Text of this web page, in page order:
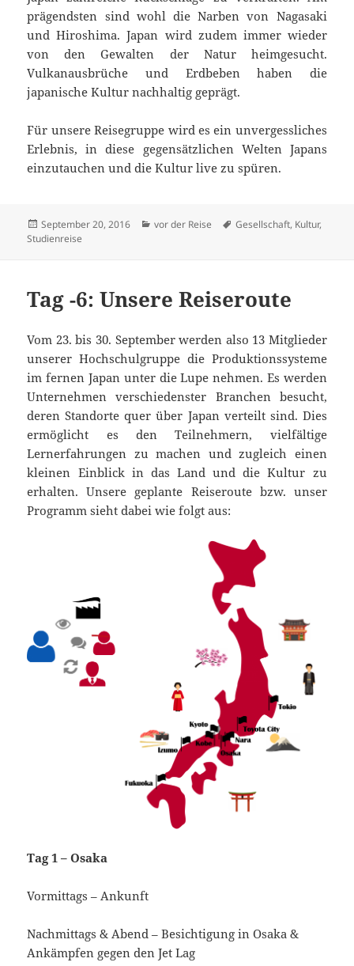
prägendsten sind wohl die Narben von Nagasaki
und Hiroshima. Japan wird zudem immer wieder
von den Gewalten der Natur heimgesucht.
Vulkanausbrüche und Erdbeben haben die
japanische Kultur nachhaltig geprägt.
Für unsere Reisegruppe wird es ein unvergessliches
Erlebnis, in diese gegensätzlichen Welten Japans
einzutauchen und die Kultur live zu spüren.
Veröffentlicht
am
September 20, 2016 Kategorien
vor der Reise Schlagwörter
Gesellschaft, Kultur,
Studienreise
Tag -6: Unsere Reiseroute
Vom 23. bis 30. September werden also 13 Mitglieder
unserer Hochschulgruppe die Produktionssysteme
im fernen Japan unter die Lupe nehmen. Es werden
Unternehmen verschiedenster Branchen besucht,
deren Standorte quer über Japan verteilt sind. Dies
ermöglicht es den Teilnehmern, vielfältige
Lernerfahrungen zu machen und zugleich einen
kleinen Einblick in das Land und die Kultur zu
erhalten. Unsere geplante Reiseroute bzw. unser
Programm sieht dabei wie folgt aus:
Tag 1 – Osaka
Vormittags – Ankunft
Nachmittags & Abend – Besichtigung in Osaka &
Ankämpfen gegen den Jet Lag